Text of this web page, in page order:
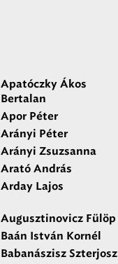
Apatóczky Ákos
Bertalan
Apor Péter
Arányi Péter
Arányi Zsuzsanna
Arató András
Arday Lajos
Augusztinovicz Fülöp
Baán István Kornél
Babanászisz Szterjosz